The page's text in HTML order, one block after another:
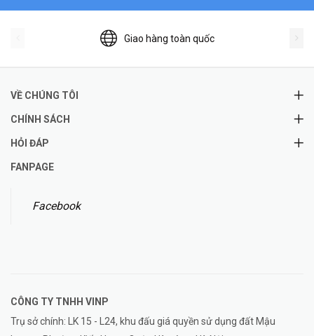
Giao hàng toàn quốc
VỀ CHÚNG TÔI
CHÍNH SÁCH
HỎI ĐÁP
FANPAGE
Facebook
CÔNG TY TNHH VINP
Trụ sở chính: LK 15 - L24, khu đấu giá quyền sử dụng đất Mậu